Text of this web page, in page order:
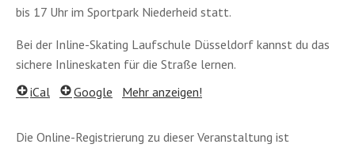
bis 17 Uhr im Sportpark Niederheid statt.
Bei der Inline-Skating Laufschule Düsseldorf kannst du das
sichere Inlineskaten für die Straße lernen.
iCal
Google Mehr anzeigen!
Die Online-Registrierung zu dieser Veranstaltung ist